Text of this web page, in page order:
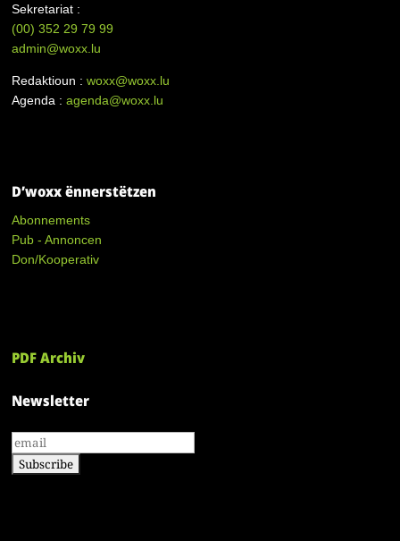
Sekretariat :
(00)352 29 79 99
admin@woxx.lu
Redaktioun :woxx@woxx.lu
Agenda :agenda@woxx.lu
D’woxx ënnerstëtzen
Abonnements
Pub - Annoncen
Don/Kooperativ
PDF Archiv
Newsletter